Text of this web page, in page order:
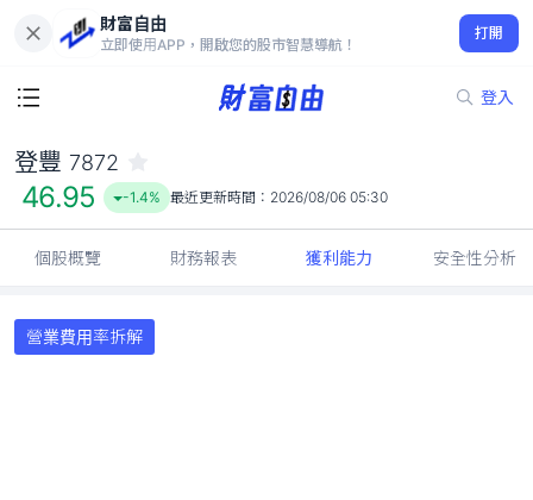
財富自由
立即使用APP，開啟您的股市智慧導航！
打開
登入
46.95
-1.4%
登豐 7872
46.95 -1.4% 最近更新時間： 2026/08/06 05:30
個股概覽 財務報表 獲利能力 安全性分析
營業費用率拆解